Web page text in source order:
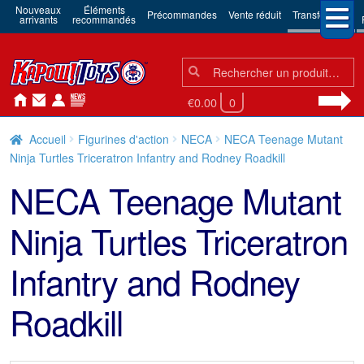
Nouveaux
arrivants
Éléments
recommandés Précommandes Vente réduit Transformers
Chercher:
Chercher
€0.00 0
Accueil Figurines d'action NECA
NECA Teenage Mutant
Ninja Turtles Triceratron Infantry and Rodney Roadkill
NECA Teenage Mutant
Ninja Turtles Triceratron
Infantry and Rodney
Roadkill